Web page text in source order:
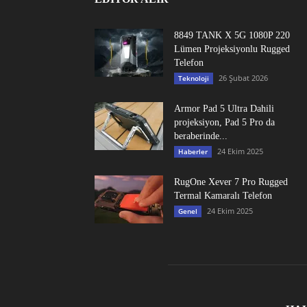
8849 TANK X 5G 1080P 220
Lümen Projeksiyonlu Rugged
Telefon
Teknoloji 26 Şubat 2026
Armor Pad 5 Ultra Dahili
projeksiyon, Pad 5 Pro da
beraberinde...
Haberler 24 Ekim 2025
RugOne Xever 7 Pro Rugged
Termal Kamaralı Telefon
Genel 24 Ekim 2025